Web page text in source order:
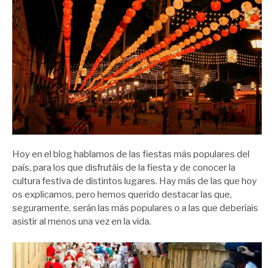
Hoy en el blog hablamos de las fiestas más populares del
país, para los que disfrutáis de la fiesta y de conocer la
cultura festiva de distintos lugares. Hay más de las que hoy
os explicamos, pero hemos querido destacar las que,
seguramente, serán las más populares o a las que deberíais
asistir al menos una vez en la vida.